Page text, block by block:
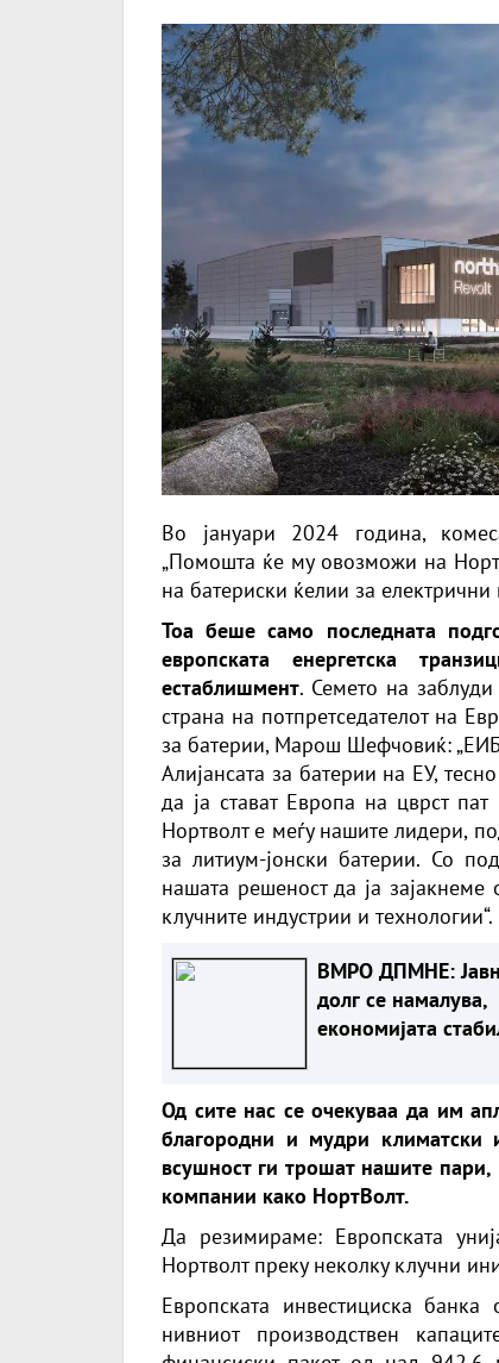
Во јануари 2024 година,
„Помошта ќе му овозможи на
на батериски ќелии за
Тоа беше само последната
европската енергетска
естаблишмент. Семето на
страна на потпретседателот на
за батерии, Марош Шефчовиќ:
Алијансата за батерии на ЕУ,
да ја стават Европа на цврст
Нортволт е меѓу нашите лидери,
за литиум-јонски батерии. Со
нашата решеност да ја
клучните индустрии и технологии“.
ВМРО ДПМНЕ:
долг се намалува,
економијата
домаќинско
Од сите нас се очекуваа да им
благородни и мудри климатски
всушност ги трошат нашите
компании како НортВолт.
Да резимираме: Европската
Нортволт преку неколку клучни
Европската инвестициска
нивниот производствен